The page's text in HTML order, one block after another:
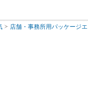
店舗・事務所用パッケージ